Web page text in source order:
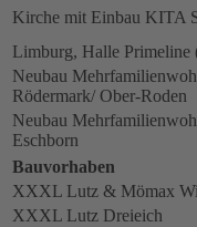
Kirche mit Einbau KITA
Limburg, Halle Primeline
Neubau
Rödermark/ Ober-Roden
Neubau
Eschborn
Bauvorhaben
XXXL Lutz & Mömax
XXXL Lutz Dreieich